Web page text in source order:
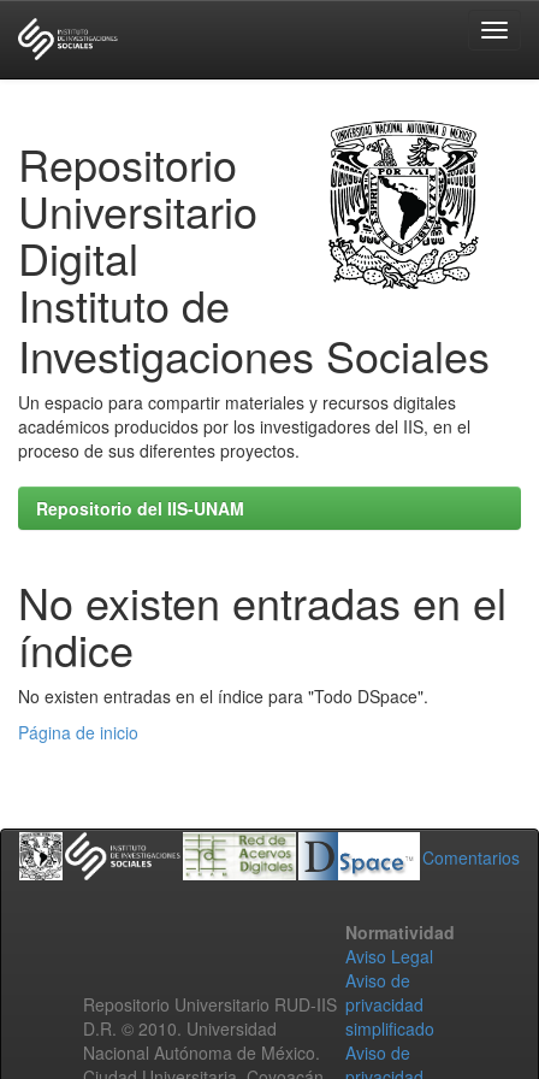
Repositorio
Universitario
Digital
Instituto de
Investigaciones Sociales
Un espacio para compartir materiales y recursos digitales
académicos producidos por los investigadores del IIS, en el
proceso de sus diferentes proyectos.
Repositorio del IIS-UNAM
No existen entradas en el
índice
No existen entradas en el índice para "Todo DSpace".
Página de inicio
Comentarios
Repositorio Universitario RUD-IIS
D.R. © 2010. Universidad
Nacional Autónoma de México.
Normatividad
Aviso Legal
Aviso de
privacidad
simplificado
Aviso de